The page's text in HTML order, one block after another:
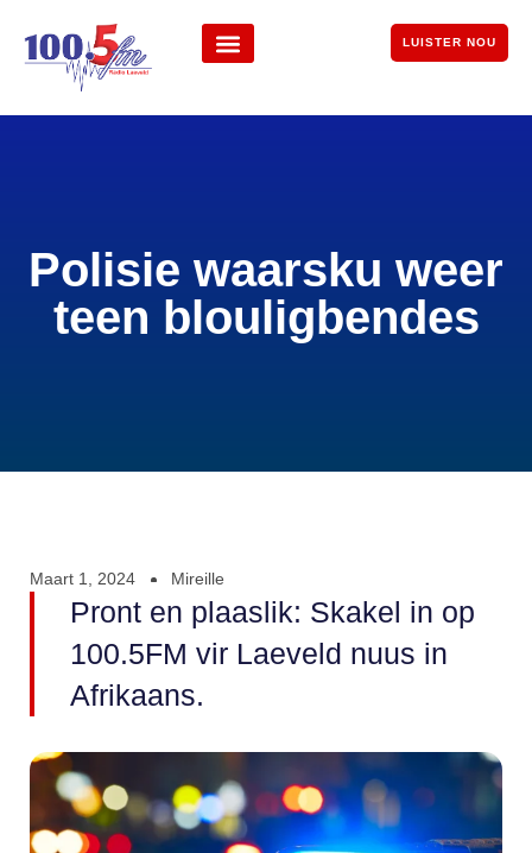
LUISTER NOU
Polisie waarsku weer
teen blouligbendes
Maart 1, 2024 Mireille
Pront en plaaslik: Skakel in op
100.5FM vir Laeveld nuus in
Afrikaans.